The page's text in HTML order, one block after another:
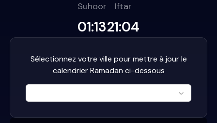
Suhoor
01:13
Iftar
21:04
Sélectionnez votre ville pour mettre à jour le
calendrier Ramadan ci-dessous